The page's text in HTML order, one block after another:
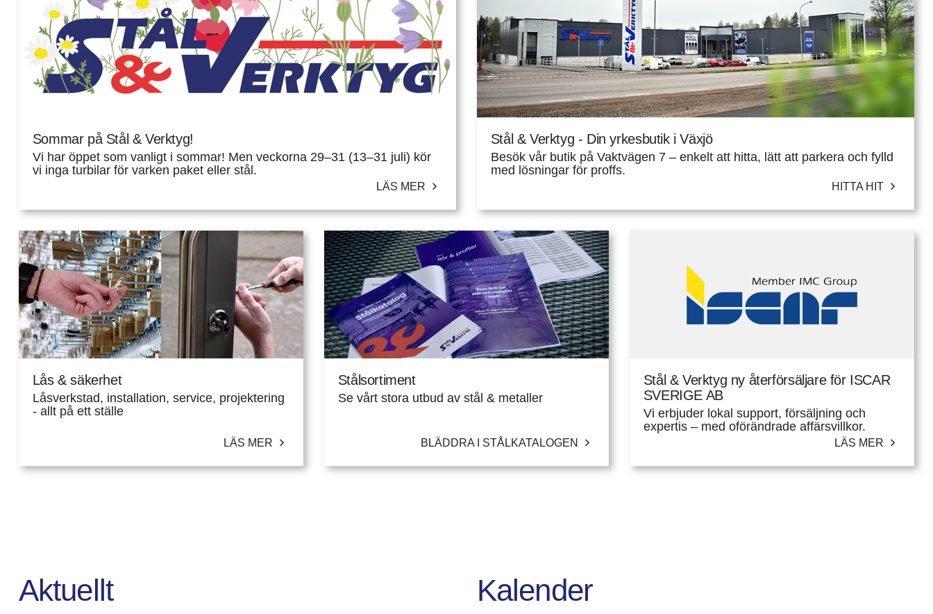
Sommar på Stål & Verktyg!
Vi har öppet som vanligt i sommar! Men veckorna 29–31 (13–31 juli) kör
vi inga turbilar för varken paket eller stål.
LÄS MER
Stål & Verktyg - Din yrkesbutik i Växjö
Besök vår butik på Vaktvägen 7 – enkelt att hitta, lätt att parkera och fylld
med lösningar för proffs.
HITTA HIT
Lås & säkerhet
Låsverkstad, installation, service, projektering
- allt på ett ställe
LÄS MER
Stålsortiment
Se vårt stora utbud av stål & metaller
BLÄDDRA I STÅLKATALOGEN
Stål & Verktyg ny återförsäljare för ISCAR
SVERIGE AB
Vi erbjuder lokal support, försäljning och
expertis – med oförändrade affärsvillkor.
LÄS MER
Aktuellt Kalender